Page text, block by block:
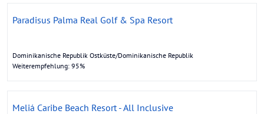
Paradisus Palma Real Golf & Spa Resort
Dominikanische Republik Ostküste/Dominikanische Republik
Weiterempfehlung: 95%
Meliá Caribe Beach Resort - All Inclusive